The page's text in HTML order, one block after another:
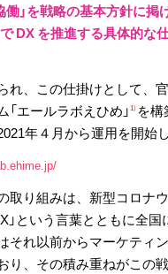
働」を戦略の基本方針に
DX を推進する具体的な
れ、この仕掛けとして、
エールラボえひめ」1） を
年４月から運用を開始
取り組みは、新型コロナ
」という言葉とともに全
それ以前からマーケティ
り、その積み重ねがこの